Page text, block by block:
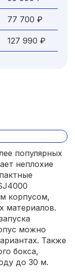
77 700 ₽
127 990 ₽
популярных
неплохие
корпусом,
материалов.
можно
Также
бокса,
до 30 м.